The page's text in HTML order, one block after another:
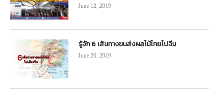
June 12, 2019
รู้จัก 6 เส้นทางขนส่งผลไม้ไทยไปจีน
June 20, 2019